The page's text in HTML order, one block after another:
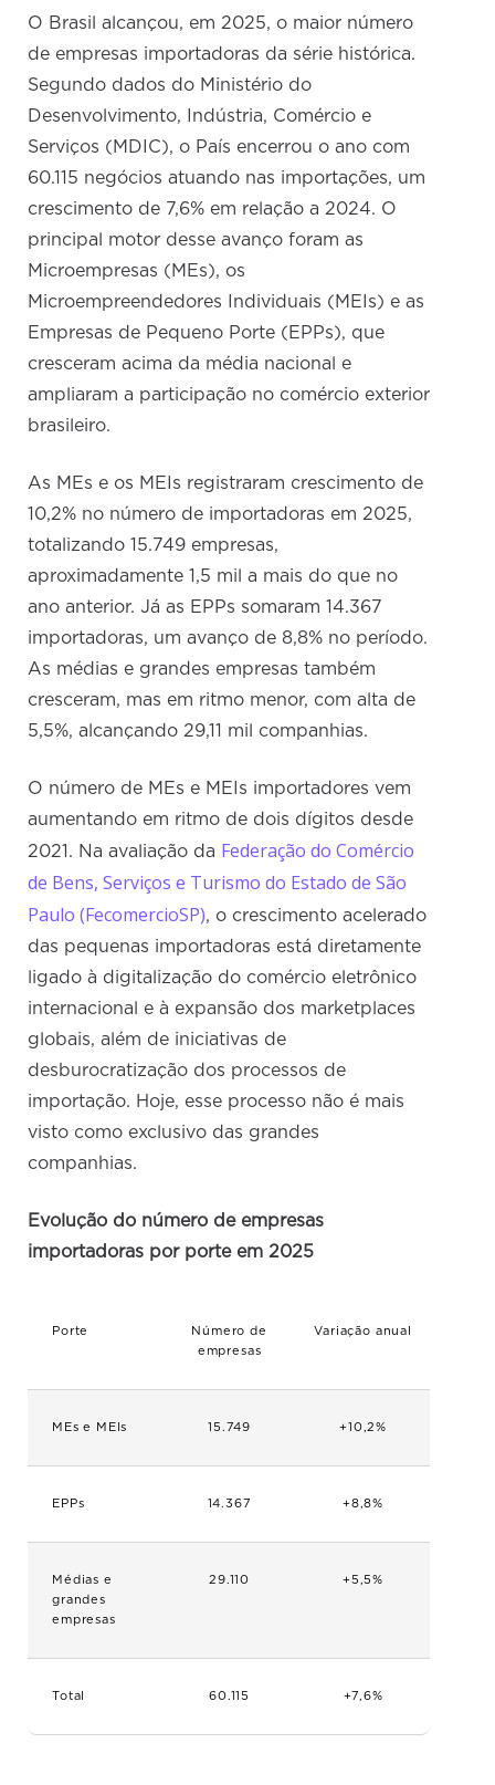
O Brasil alcançou, em 2025, o maior número
de empresas importadoras da série histórica.
Segundo dados do Ministério do
Desenvolvimento, Indústria, Comércio e
Serviços (MDIC), o País encerrou o ano com
60.115 negócios atuando nas importações, um
crescimento de 7,6% em relação a 2024. O
principal motor desse avanço foram as
Microempresas (MEs), os
Microempreendedores Individuais (MEIs) e as
Empresas de Pequeno Porte (EPPs), que
cresceram acima da média nacional e
ampliaram a participação no comércio exterior
brasileiro.
As MEs e os MEIs registraram crescimento de
10,2% no número de importadoras em 2025,
totalizando 15.749 empresas,
aproximadamente 1,5 mil a mais do que no
ano anterior. Já as EPPs somaram 14.367
importadoras, um avanço de 8,8% no período.
As médias e grandes empresas também
cresceram, mas em ritmo menor, com alta de
5,5%, alcançando 29,11 mil companhias.
O número de MEs e MEIs importadores vem
aumentando em ritmo de dois dígitos desde
2021. Na avaliação da Federação do Comércio
de Bens, Serviços e Turismo do Estado de São
Paulo (FecomercioSP), o crescimento acelerado
das pequenas importadoras está diretamente
ligado à digitalização do comércio eletrônico
internacional e à expansão dos marketplaces
globais, além de iniciativas de
desburocratização dos processos de
importação. Hoje, esse processo não é mais
visto como exclusivo das grandes
companhias.
Evolução do número de empresas
importadoras por porte em 2025
Porte
Número de
empresas
Variação anual
MEs e MEIs 15.749 +10,2%
EPPs 14.367 +8,8%
Médias e
grandes
empresas
29.110 +5,5%
Total 60.115 +7,6%